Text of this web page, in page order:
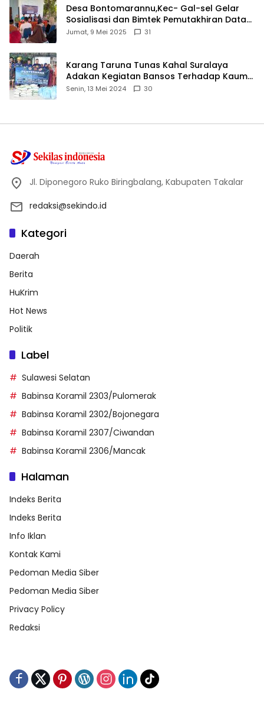
Desa Bontomarannu,Kec- Gal-sel Gelar
Sosialisasi dan Bimtek Pemutakhiran Data
ID
Jumat, 9 Mei 2025 31
Karang Taruna Tunas Kahal Suralaya
Adakan Kegiatan Bansos Terhadap Kaum
Dhuafa dan Anak Yatim-Piatu
Senin, 13 Mei 2024 30
Jl. Diponegoro Ruko Biringbalang, Kabupaten Takalar
redaksi@sekindo.id
Kategori
Daerah
Berita
HuKrim
Hot News
Politik
Label
Sulawesi Selatan
Babinsa Koramil 2303/Pulomerak
Babinsa Koramil 2302/Bojonegara
Babinsa Koramil 2307/Ciwandan
Babinsa Koramil 2306/Mancak
Halaman
Indeks Berita
Indeks Berita
Info Iklan
Kontak Kami
Pedoman Media Siber
Pedoman Media Siber
Privacy Policy
Redaksi